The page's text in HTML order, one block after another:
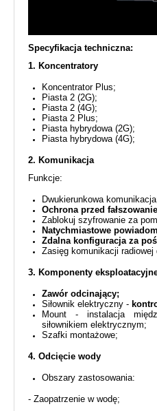
Specyfikacja techniczna:
1. Koncentratory
Koncentrator Plus;
Piasta 2 (2G);
Piasta 2 (4G);
Piasta 2 Plus;
Piasta hybrydowa (2G);
Piasta hybrydowa (4G);
2. Komunikacja
Funkcje:
Dwukierunkowa
Ochrona przed
Zablokuj szyfrowanie za
Natychmiastowe
Zdalna konfiguracja za
Zasięg komunikacji radiowej
3. Komponenty
Zawór odcinający;
Siłownik elektryczny -
Mount - instalacja
siłownikiem elektrycznym;
Szafki montażowe;
4. Odcięcie wody
Obszary zastosowania:
- Zaopatrzenie w wodę;